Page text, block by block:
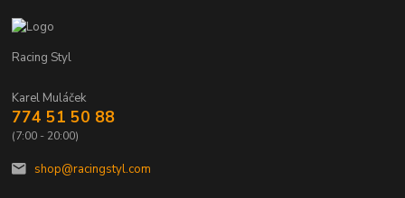
Racing Styl
Karel Muláček
774 51 50 88
(7:00 - 20:00)
shop@racingstyl.com